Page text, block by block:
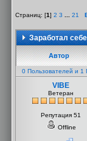
Страниц: [1] 2 3 21
Заработал
Автор
0 Пользователей и 1
VIBE
Ветеран
Репутация 51
Offline